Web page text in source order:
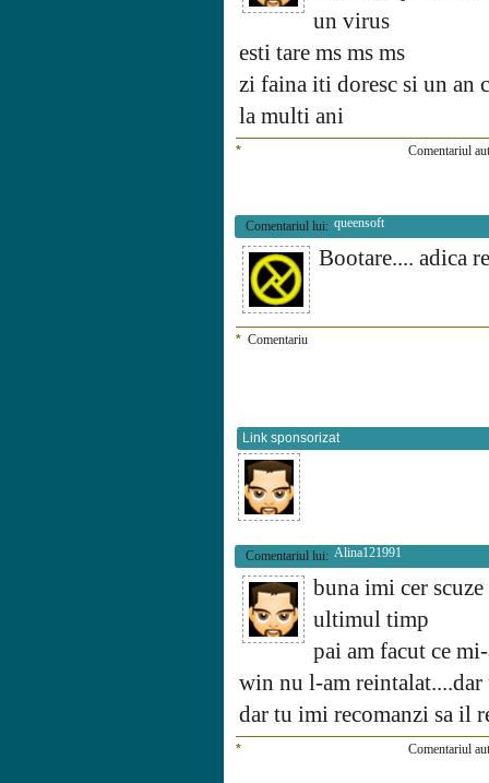
un virus
esti tare ms ms ms
zi faina iti doresc si un an
la multi ani
* Comentariul
Comentariul lui: queensoft
Bootare.... adica
* Comentariu
Link sponsorizat
Comentariul lui: Alina121991
buna imi cer
ultimul timp
pai am facut ce
win nu l-am
dar tu imi recomanzi sa il
* Comentariul